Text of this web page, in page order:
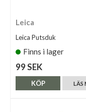
Leica
Leica Putsduk
Finns i lager
99 SEK
LÄS
KÖP